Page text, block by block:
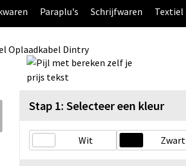
Paraplu's Schrijfwaren Textiel
Oplaadkabel Dintry
Stap 1: Selecteer een kleur
Wit Zwart